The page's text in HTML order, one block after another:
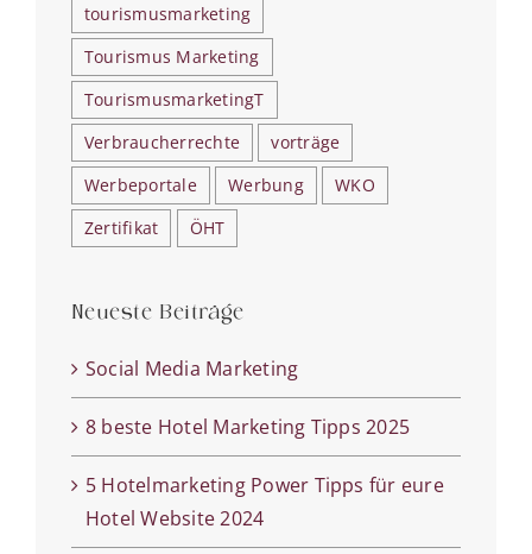
tourismusmarketing
Tourismus Marketing
TourismusmarketingT
Verbraucherrechte
vorträge
Werbeportale
Werbung
WKO
Zertifikat
ÖHT
Neueste Beiträge
Social Media Marketing
8 beste Hotel Marketing Tipps 2025
5 Hotelmarketing Power Tipps für eure
Hotel Website 2024